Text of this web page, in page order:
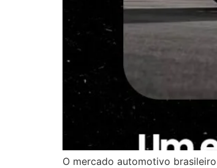
O mercado automotivo